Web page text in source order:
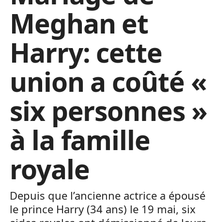
Meghan et
Harry: cette
union a coûté «
six personnes »
à la famille
royale
Depuis que l’ancienne actrice a épousé
le prince Harry (34 ans) le 19 mai, six